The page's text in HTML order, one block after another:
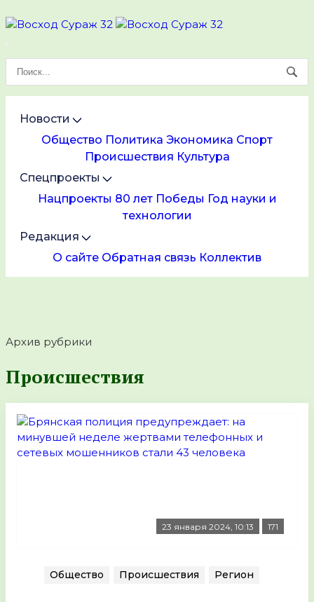
Новости
Общество Политика Экономика Спорт
Происшествия Культура
Спецпроекты
Нацпроекты 80 лет Победы Год науки и
технологии
Редакция
О сайте Обратная связь Коллектив
Архив рубрики
Происшествия
23 января 2024, 10:13 171
Общество Происшествия Регион